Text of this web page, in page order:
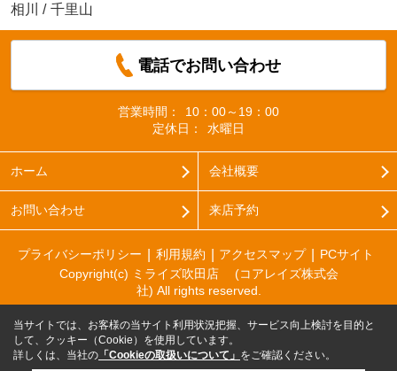
相川 / 千里山
電話でお問い合わせ
営業時間：
10：00～19：00
定休日：
水曜日
ホーム 会社概要
お問い合わせ 来店予約
プライバシーポリシー 利用規約 アクセスマップ
PCサイト
Copyright(c) ミライズ吹田店 (コアレイズ株式会
社) All rights reserved.
当サイトでは、お客様の当サイト利用状況把握、サービス向上検討を目的と
して、クッキー（Cookie）を使用しています。
詳しくは、当社の 「Cookieの取扱いについて」 をご確認ください。